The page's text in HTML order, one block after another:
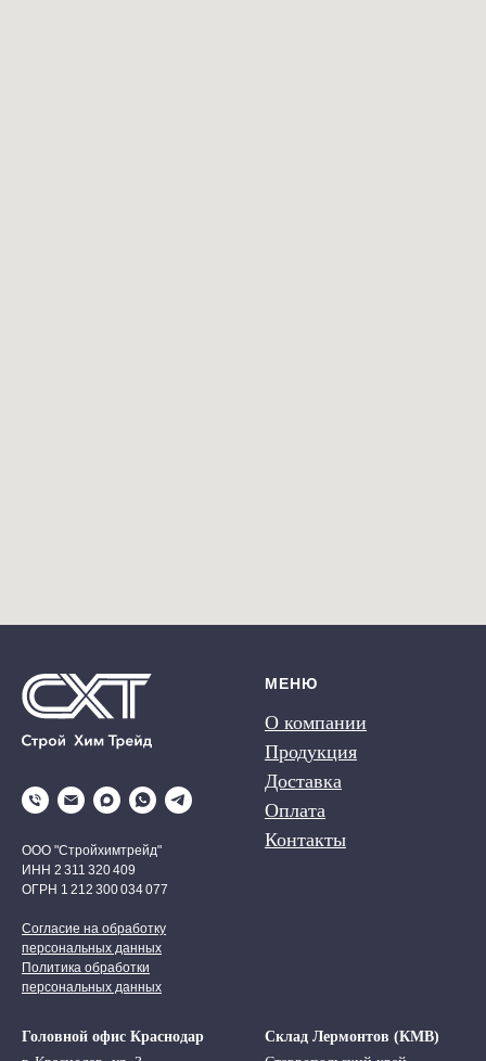
ООО "Стройхимтрейд"
ИНН 2 311 320 409
ОГРН 1 212 300 034 077
Согласие на обработку
персональных данных
Политика обработки
персональных данных
МЕНЮ
О компании
Продукция
Доставка
Оплата
Контакты
Головной офис Краснодар
Склад Лермонтов (КМВ)